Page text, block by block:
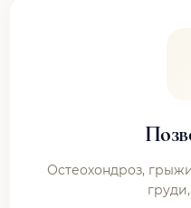
Остеохондроз,